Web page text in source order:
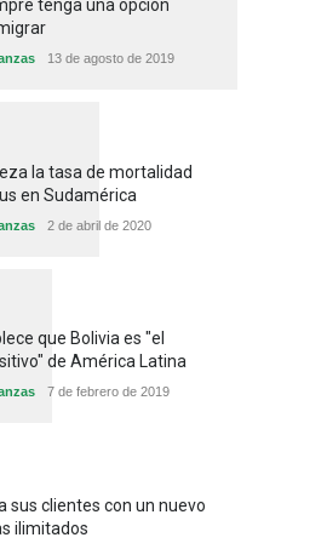
tenga una opción
13 de agosto de 2019
la tasa de mortalidad
en Sudamérica
2 de abril de 2020
que Bolivia es "el
de América Latina
7 de febrero de 2019
sus clientes con un nuevo
ilimitados